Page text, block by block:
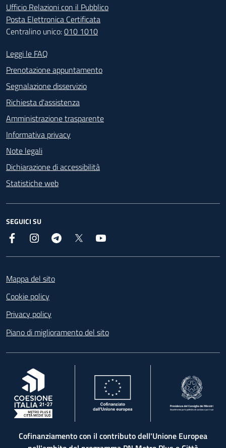
Ufficio Relazioni con il Pubblico
Posta Elettronica Certificata
Centralino unico:010 1010
Footer - Contatti
Leggi le FAQ
Prenotazione appuntamento
Segnalazione disservizio
Richiesta d'assistenza
Amministrazione trasparente
Informativa privacy
Note legali
Dichiarazione di accessibilità
Statistiche web
SEGUICI SU
Facebook InstagramTelegram
Mappa del sito
Cookie policy
Privacy policy
Piano di miglioramento del sito
, apre in una nuova scheda
Cofinanziamento con il contributo dell'Unione Europea